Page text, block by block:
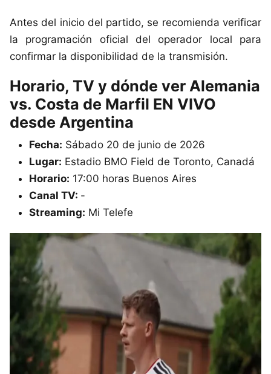
Antes del inicio del partido, se recomienda verificar
la programación oficial del operador local para
confirmar la disponibilidad de la transmisión.
Horario, TV y dónde ver Alemania
vs. Costa de Marfil EN VIVO
desde Argentina
Fecha: Sábado 20 de junio de 2026
Lugar: Estadio BMO Field de Toronto, Canadá
Horario: 17:00 horas Buenos Aires
Canal TV: -
Streaming: Mi Telefe